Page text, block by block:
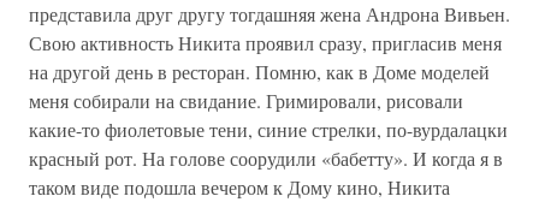
представила друг другу тогдашняя жена Андрона Вивьен.
Свою активность Никита проявил сразу, пригласив меня
на другой день в ресторан. Помню, как в Доме моделей
меня собирали на свидание. Гримировали, рисовали
какие-то фиолетовые тени, синие стрелки, по-вурдалацки
красный рот. На голове соорудили «бабетту». И когда я в
таком виде подошла вечером к Дому кино, Никита